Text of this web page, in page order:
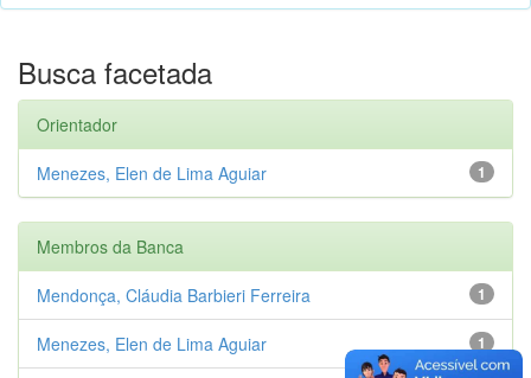
Busca facetada
Orientador
1
Menezes, Elen de Lima Aguiar
Membros da Banca
1
Mendonça, Cláudia Barbieri Ferreira
1
Menezes, Elen de Lima Aguiar